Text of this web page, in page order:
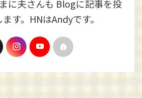
に夫さんも Blogに記事を投
す。HNはAndyです。